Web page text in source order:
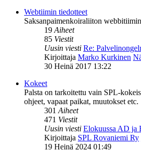
Webtiimin tiedotteet
Saksanpaimenkoiraliiton
19Aiheet
85 Viestit
Uusin viesti Re:
Kirjoittaja Marko Kurkinen
30 Heinä 2017 13:22
Kokeet
Palsta on tarkoitettu vain SPL-
ohjeet, vapaat paikat, muutokset etc.
301Aiheet
471 Viestit
Uusin viesti Elokuussa AD
Kirjoittaja SPL Rovaniemi Ry
19 Heinä 2024 01:49